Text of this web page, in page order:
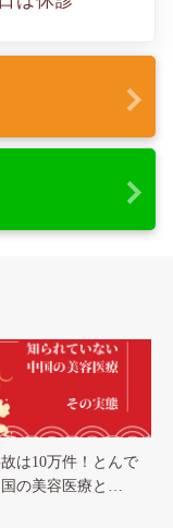
は10万件！とんで
の美容医療と…